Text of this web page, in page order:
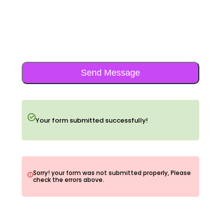
Send Message
Your form submitted successfully!
Sorry! your form was not submitted properly, Please
check the errors above.